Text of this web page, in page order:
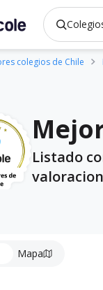
de
colegios de Chile
Listado
Mapa